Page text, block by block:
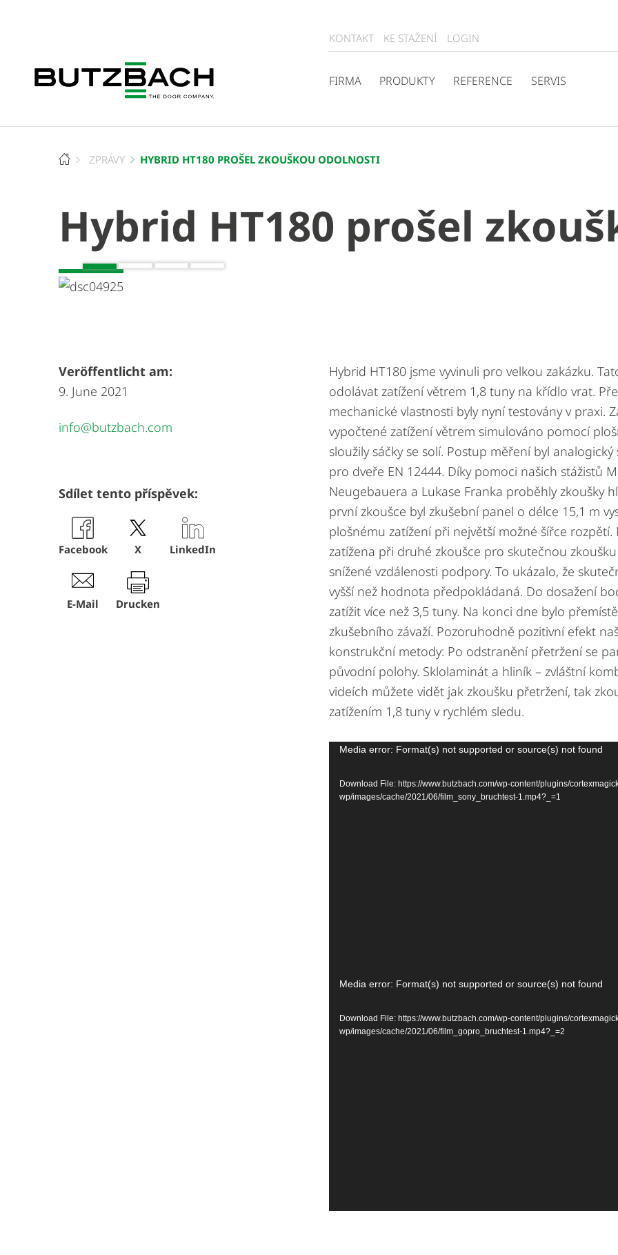
KONTAKT KE STAŽENÍ LOGIN
FIRMA PRODUKTY REFERENCE SERVIS
ZPRÁVY HYBRID HT180 PROŠEL ZKOUŠKOU ODOLNOSTI
Hybrid HT180 prošel
Veröffentlicht am:
9. June 2021
info@butzbach.com
Sdílet tento příspěvek:
Facebook X LinkedIn
E-Mail Drucken
Hybrid HT180 jsme vyvinuli pro velkou zakázku.
odolávat zatížení větrem 1,8 tuny na křídlo vrat.
mechanické vlastnosti byly nyní testovány v praxi.
vypočtené zatížení větrem simulováno pomocí
sloužily sáčky se solí. Postup měření byl
pro dveře EN 12444. Díky pomoci našich stážistů
Neugebauera a Lukase Franka proběhly zkoušky
první zkoušce byl zkušební panel o délce 15,1 m
plošnému zatížení při největší možné šířce rozpětí.
zatížena při druhé zkoušce pro skutečnou
snížené vzdálenosti podpory. To ukázalo, že
vyšší než hodnota předpokládaná. Do dosažení
zatížit více než 3,5 tuny. Na konci dne bylo
zkušebního závaží. Pozoruhodně pozitivní efekt
konstrukční metody: Po odstranění přetržení se
původní polohy. Sklolaminát a hliník – zvláštní
videích můžete vidět jak zkoušku přetržení, tak
zatížením 1,8 tuny v rychlém sledu.
Video
Media error: Format(s) not supported or source(s) not found
Download File: https://www.butzbach.com/wp-content/plugins/
wp/images/cache/2021/06/film_sony_bruchtest-1.mp4?_=1
Video
Media error: Format(s) not supported or source(s) not found
Download File: https://www.butzbach.com/wp-content/plugins/
wp/images/cache/2021/06/film_gopro_bruchtest-1.mp4?_=2